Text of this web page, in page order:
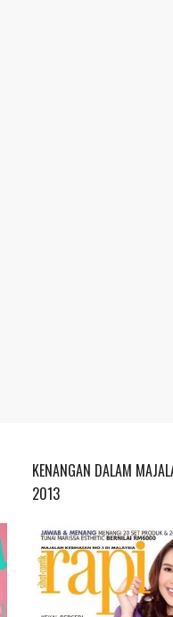
KENANGAN DALAM
2013